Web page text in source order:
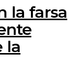
la farsa
la